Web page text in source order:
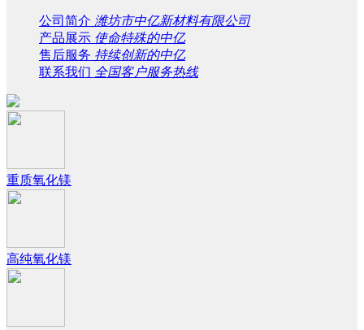
公司简介 潍坊市中亿新材料有限公司
产品展示 使命特殊的中亿
售后服务 持续创新的中亿
联系我们 全国客户服务热线
重质氧化镁
高纯氧化镁